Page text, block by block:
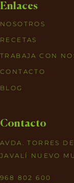
Enlaces
NOSOTROS
RECETAS
TRABAJA CON
CONTACTO
BLOG
Contacto
AVDA. TORRES
JAVALÍ NUEVO
968 802 600